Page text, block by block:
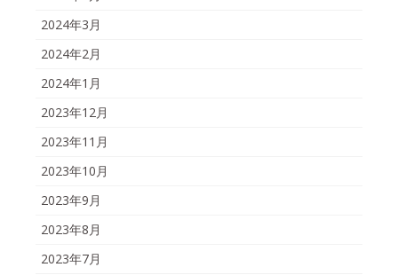
2024年3月
2024年2月
2024年1月
2023年12月
2023年11月
2023年10月
2023年9月
2023年8月
2023年7月